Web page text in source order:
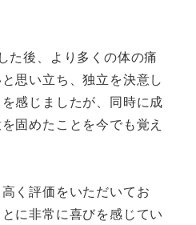
た後、より多くの体の痛
思い立ち、独立を決意し
感じましたが、同時に成
固めたことを今でも覚え
く評価をいただいてお
に非常に喜びを感じてい